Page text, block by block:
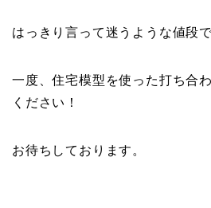
はっきり言って迷うような値段
一度、住宅模型を使った打ち合
ください！
お待ちしております。